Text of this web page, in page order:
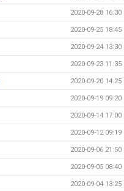
2020-09-28 16:30
2020-09-25 18:45
2020-09-24 13:30
2020-09-23 11:35
2020-09-20 14:25
2020-09-19 09:20
2020-09-14 17:00
2020-09-12 09:19
2020-09-06 21:50
2020-09-05 08:40
2020-09-04 13:25